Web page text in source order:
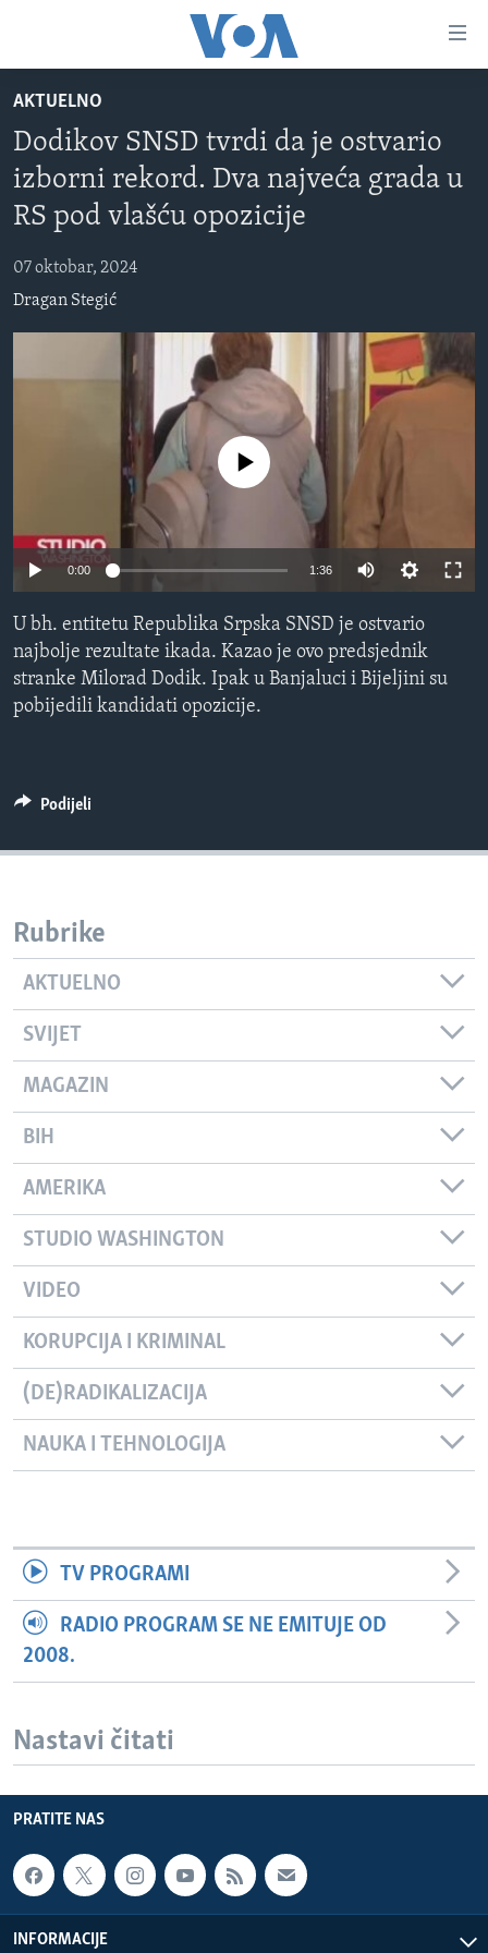
glavni
sadržaj
na
glavnu
Idi
na
VIDEO
FOTOGRAFIJE DANA
VIJESTI
SJEDINJENE AMERIČKE DRŽAVE
BOSNA I HERCEGOVINA
NAUKA I TEHNOLOGIJA
SPECIJALNI PROJEKTI
ŽENSKA STRANA
IZBJEGLIČKA STRANA
O GLASU AMERIKE
PRATITE NAS
AKTUELNO
Dodikov SNSD tvrdi da je ostvario
izborni rekord. Dva najveća grada u
RS pod vlašću opozicije
07 oktobar, 2024
Dragan Stegić
No media source currently available
0:00 1:36
U bh. entitetu Republika Srpska SNSD je ostvario
najbolje rezultate ikada. Kazao je ovo predsjednik
stranke Milorad Dodik. Ipak u Banjaluci i Bijeljini su
pobijedili kandidati opozicije.
Podijeli
Rubrike
AKTUELNO
SVIJET
MAGAZIN
BIH
AMERIKA
STUDIO WASHINGTON
VIDEO
KORUPCIJA I KRIMINAL
(DE)RADIKALIZACIJA
NAUKA I TEHNOLOGIJA
TV PROGRAMI
RADIO PROGRAM SE NE EMITUJE OD
2008.
Nastavi čitati
PRATITE NAS
INFORMACIJE